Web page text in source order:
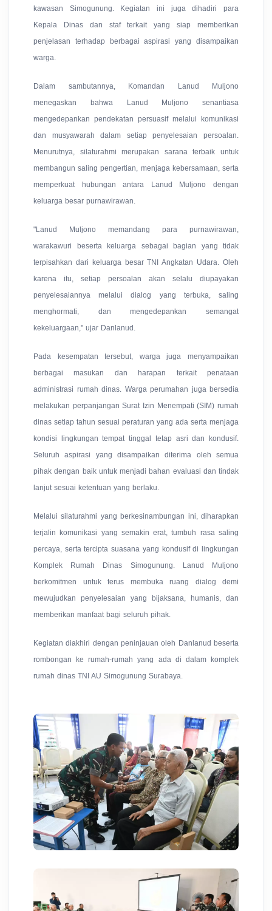
kawasan Simogunung. Kegiatan ini juga dihadiri para
Kepala Dinas dan staf terkait yang siap memberikan
penjelasan terhadap berbagai aspirasi yang disampaikan
warga.
Dalam sambutannya, Komandan Lanud Muljono
menegaskan bahwa Lanud Muljono senantiasa
mengedepankan pendekatan persuasif melalui komunikasi
dan musyawarah dalam setiap penyelesaian persoalan.
Menurutnya, silaturahmi merupakan sarana terbaik untuk
membangun saling pengertian, menjaga kebersamaan, serta
memperkuat hubungan antara Lanud Muljono dengan
keluarga besar purnawirawan.
"Lanud Muljono memandang para purnawirawan,
warakawuri beserta keluarga sebagai bagian yang tidak
terpisahkan dari keluarga besar TNI Angkatan Udara. Oleh
karena itu, setiap persoalan akan selalu diupayakan
penyelesaiannya melalui dialog yang terbuka, saling
menghormati, dan mengedepankan semangat
kekeluargaan," ujar Danlanud.
Pada kesempatan tersebut, warga juga menyampaikan
berbagai masukan dan harapan terkait penataan
administrasi rumah dinas. Warga perumahan juga bersedia
melakukan perpanjangan Surat Izin Menempati (SIM) rumah
dinas setiap tahun sesuai peraturan yang ada serta menjaga
kondisi lingkungan tempat tinggal tetap asri dan kondusif.
Seluruh aspirasi yang disampaikan diterima oleh semua
pihak dengan baik untuk menjadi bahan evaluasi dan tindak
lanjut sesuai ketentuan yang berlaku.
Melalui silaturahmi yang berkesinambungan ini, diharapkan
terjalin komunikasi yang semakin erat, tumbuh rasa saling
percaya, serta tercipta suasana yang kondusif di lingkungan
Komplek Rumah Dinas Simogunung. Lanud Muljono
berkomitmen untuk terus membuka ruang dialog demi
mewujudkan penyelesaian yang bijaksana, humanis, dan
memberikan manfaat bagi seluruh pihak.
Kegiatan diakhiri dengan peninjauan oleh Danlanud beserta
rombongan ke rumah-rumah yang ada di dalam komplek
rumah dinas TNI AU Simogunung Surabaya.